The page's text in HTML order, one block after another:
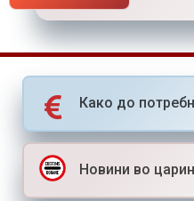
Како до
Новини во